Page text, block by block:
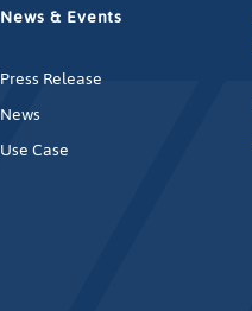
News & Events
Press Release
News
Use Case